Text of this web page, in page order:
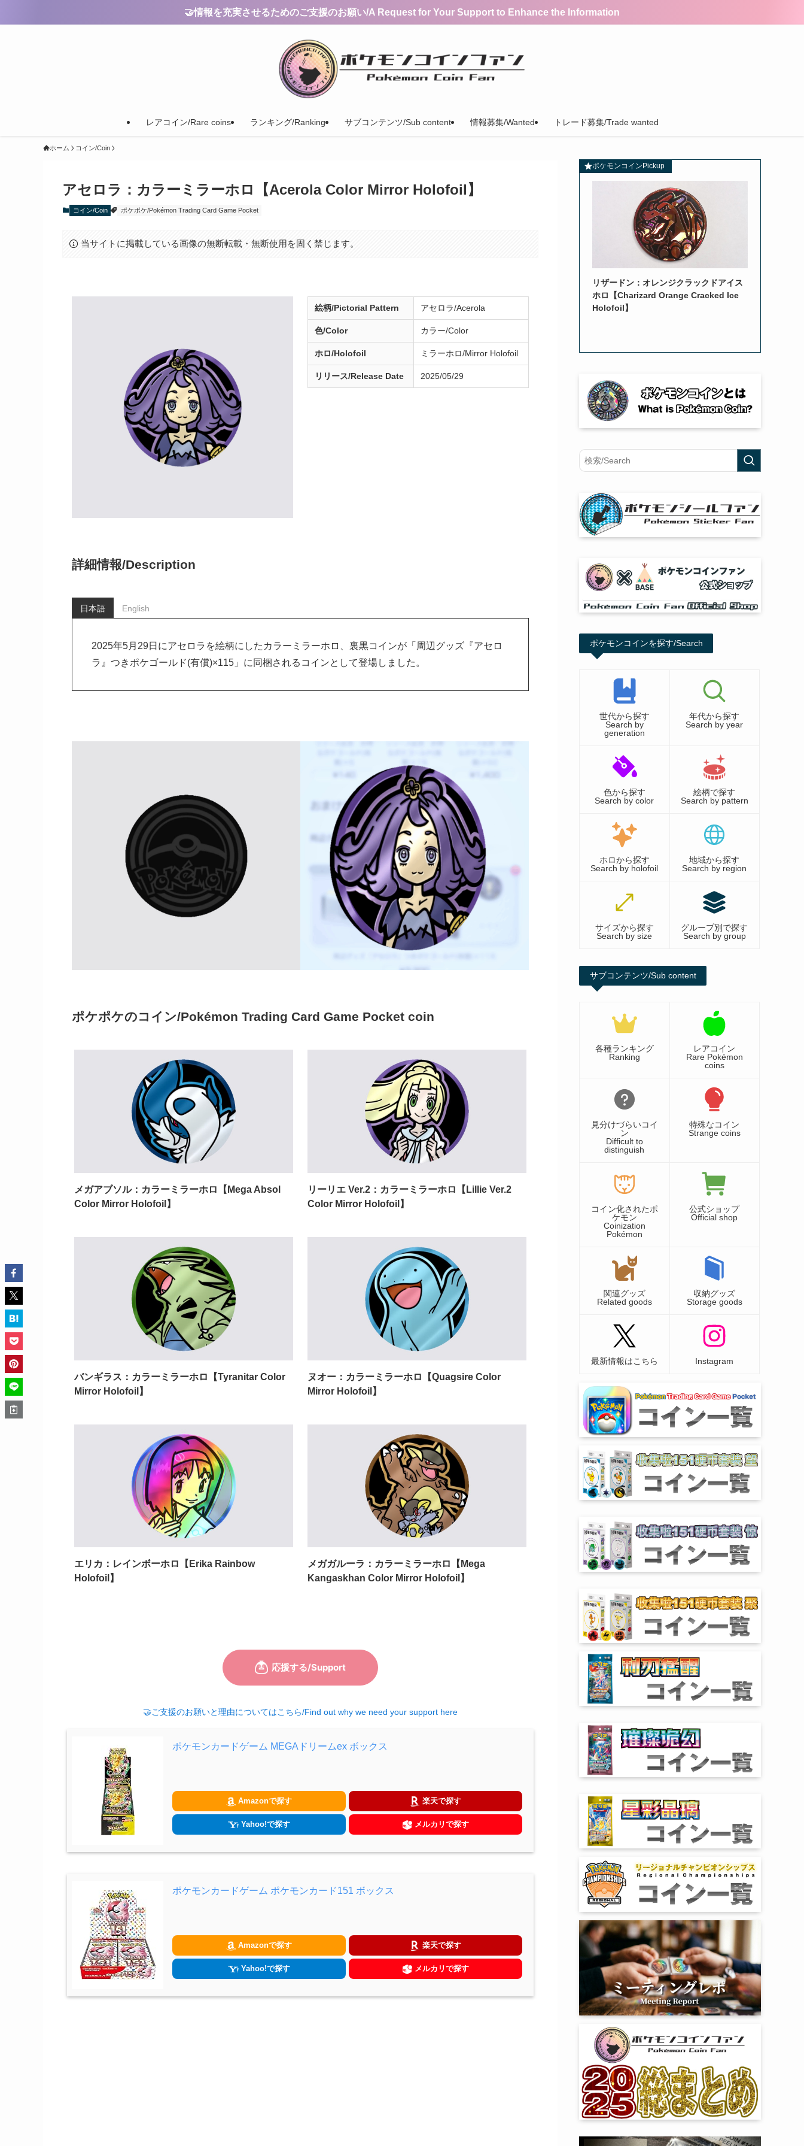
🤝情報を充実させるためのご支援のお願い/A Request for Your Support to Enhance the Information
レアコイン/Rare coins ランキング/Ranking サブコンテンツ/Sub content 情報募集/Wanted トレード募集/Trade wanted
ホーム コイン/Coin
アセロラ：カラーミラーホロ【Acerola Color Mirror Holofoil】
コイン/Coin ポケポケ/Pokémon Trading Card Game Pocket
当サイトに掲載している画像の無断転載・無断使用を固く禁じます。
絵柄/Pictorial Pattern アセロラ/Acerola
色/Color カラー/Color
ホロ/Holofoil ミラーホロ/Mirror Holofoil
リリース/ReleaseDate 2025/05/29
詳細情報/Description
日本語 English
2025年5月29日にアセロラを絵柄にしたカラーミラーホロ、裏黒コインが「周辺グッズ『アセロ
ラ』つきポケゴールド(有償)×115」に同梱されるコインとして登場しました。
ポケポケのコイン/Pokémon Trading Card Game Pocket coin
メガアブソル：カラーミラーホロ【Mega Absol
Color Mirror Holofoil】
リーリエ Ver.2：カラーミラーホロ【Lillie Ver.2
Color Mirror Holofoil】
バンギラス：カラーミラーホロ【Tyranitar Color
Mirror Holofoil】
ヌオー：カラーミラーホロ【Quagsire Color
Mirror Holofoil】
エリカ：レインボーホロ【Erika Rainbow
Holofoil】
メガガルーラ：カラーミラーホロ【Mega
Kangaskhan Color Mirror Holofoil】
🤝ご支援のお願いと理由についてはこちら/Find out why we need your support here
ポケモンカードゲーム MEGAドリームex ボックス
Amazonで探す 楽天で探す
Yahoo!で探す メルカリで探す
ポケモンカードゲーム ポケモンカード151 ボックス
Amazonで探す 楽天で探す
Yahoo!で探す メルカリで探す
ポケモンコインPickup
リザードン：オレンジクラックドアイス
ホロ【Charizard Orange Cracked Ice
Holofoil】
ポケモンコインを探す/Search
世代から探す
Search by
generation
年代から探す
Search by year
色から探す
Search by color
絵柄で探す
Search by pattern
ホロから探す
Search by holofoil
地域から探す
Search by region
サイズから探す
Search by size
グループ別で探す
Search by group
サブコンテンツ/Sub content
各種ランキング
Ranking
レアコイン
Rare Pokémon
coins
見分けづらいコイ
ン
Difficult to
distinguish
特殊なコイン
Strange coins
コイン化されたポ
ケモン
Coinization
Pokémon
公式ショップ
Official shop
関連グッズ
Related goods
収納グッズ
Storage goods
最新情報はこちら Instagram